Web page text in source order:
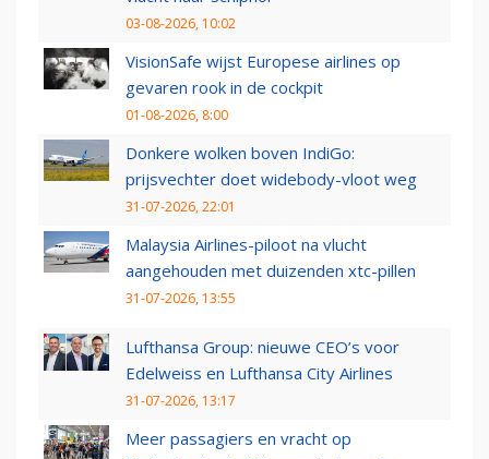
03-08-2026, 10:02
VisionSafe wijst Europese airlines op
gevaren rook in de cockpit
01-08-2026, 8:00
Donkere wolken boven IndiGo:
prijsvechter doet widebody-vloot weg
31-07-2026, 22:01
Malaysia Airlines-piloot na vlucht
aangehouden met duizenden xtc-pillen
31-07-2026, 13:55
Lufthansa Group: nieuwe CEO’s voor
Edelweiss en Lufthansa City Airlines
31-07-2026, 13:17
Meer passagiers en vracht op